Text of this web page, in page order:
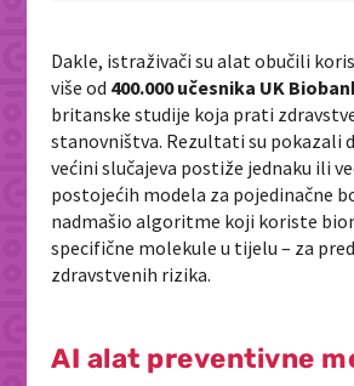
Dakle, istraživači su alat obučili
više od 400.000 učesnika UK
britanske studije koja prati
stanovništva. Rezultati su pokazali
većini slučajeva postiže jednaku ili
postojećih modela za pojedinačne
nadmašio algoritme koji koriste
specifične molekule u tijelu – za
zdravstvenih rizika.
AI alat preventivne